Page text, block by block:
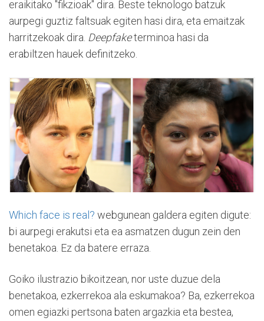
eraikitako "fikzioak" dira. Beste teknologo batzuk
aurpegi guztiz faltsuak egiten hasi dira, eta emaitzak
harritzekoak dira. Deepfaketerminoa hasi da
erabiltzen hauek definitzeko.
Which face is real? webgunean galdera egiten digute:
bi aurpegi erakutsi eta ea asmatzen dugun zein den
benetakoa. Ez da batere erraza.
Goiko ilustrazio bikoitzean, nor uste duzue dela
benetakoa, ezkerrekoa ala eskumakoa? Ba, ezkerrekoa
omen egiazki pertsona baten argazkia eta bestea,